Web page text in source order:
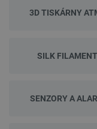
3D TISKÁRNY
SILK
SENZORY A